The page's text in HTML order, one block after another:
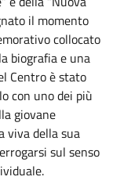
il momento
collocato
biografia e una
Centro è stato
con uno dei più
giovane
viva della sua
sul senso